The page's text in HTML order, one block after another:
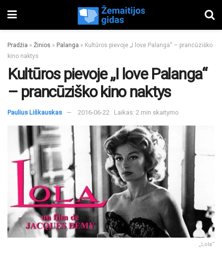
Pradžia » Žinios » Palanga » Kultūros pievoje „I love Palanga“ – prancūziško
kino naktys
Kultūros pievoje „I love Palanga“
– prancūziško kino naktys
Paulius Liškauskas 2016-06-22 Laikas: 2 min skaitymo
„Lola“